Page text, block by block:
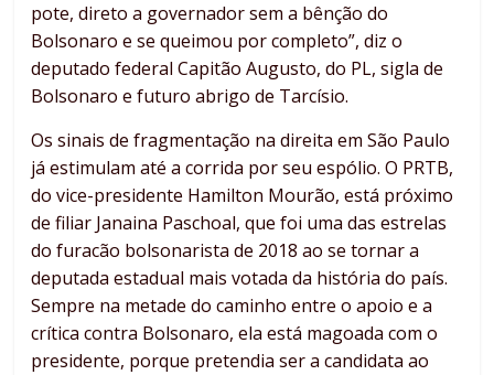
pote, direto a governador sem a bênção do
Bolsonaro e se queimou por completo”, diz o
deputado federal Capitão Augusto, do PL, sigla de
Bolsonaro e futuro abrigo de Tarcísio.
Os sinais de fragmentação na direita em São Paulo
já estimulam até a corrida por seu espólio. O PRTB,
do vice-presidente Hamilton Mourão, está próximo
de filiar Janaina Paschoal, que foi uma das estrelas
do furacão bolsonarista de 2018 ao se tornar a
deputada estadual mais votada da história do país.
Sempre na metade do caminho entre o apoio e a
crítica contra Bolsonaro, ela está magoada com o
presidente, porque pretendia ser a candidata ao